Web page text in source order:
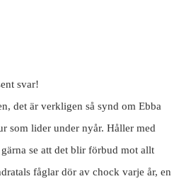
svar!
det är verkligen så synd om Ebba
som lider under nyår. Håller med
se att det blir förbud mot allt
fåglar dör av chock varje år, en